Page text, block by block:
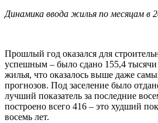
Динамика ввода жилья по месяцам в
Прошлый год оказался для
успешным – было сдано 155,4 тысячи
жилья, что оказалось выше даже
прогнозов. Под заселение было
лучший показатель за последние
построено всего 416 – это худший
восемь лет.